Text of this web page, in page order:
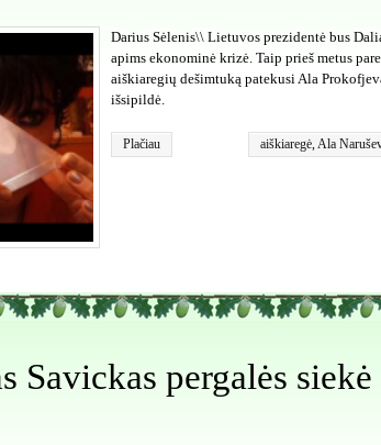
Darius Sėlenis\\ Lietuvos prezidentė bus
apims ekonominė krizė. Taip prieš metus
aiškiaregių dešimtuką patekusi Ala
išsipildė.
Plačiau aiškiaregė,Ala
Savickas pergalės